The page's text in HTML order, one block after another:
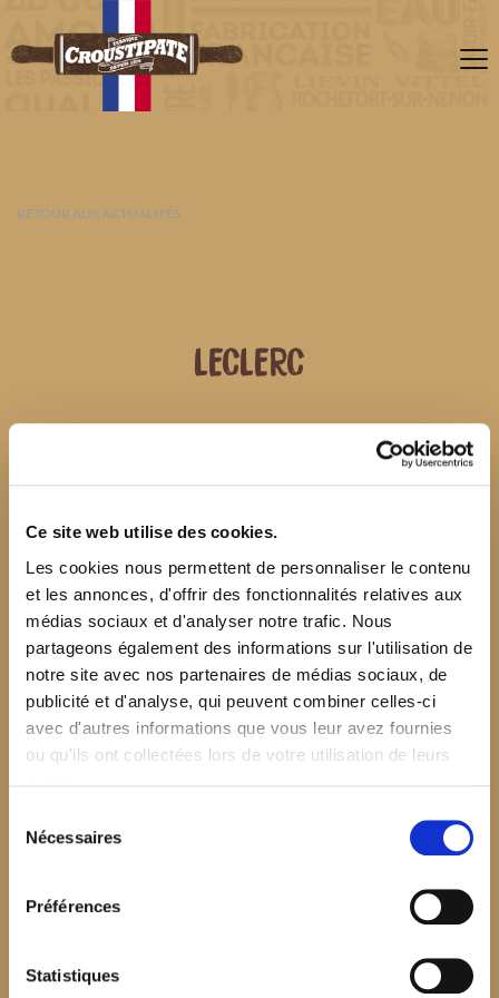
Ce site web utilise des cookies.
Les cookies nous permettent de personnaliser le contenu
et les annonces, d'offrir des fonctionnalités relatives aux
médias sociaux et d'analyser notre trafic. Nous
partageons également des informations sur l'utilisation de
notre site avec nos partenaires de médias sociaux, de
publicité et d'analyse, qui peuvent combiner celles-ci
avec d'autres informations que vous leur avez fournies
ou qu'ils ont collectées lors de votre utilisation de leurs
Nécessaires
Préférences
Statistiques
RETOUR AUX ACTUALITÉS
LECLERC